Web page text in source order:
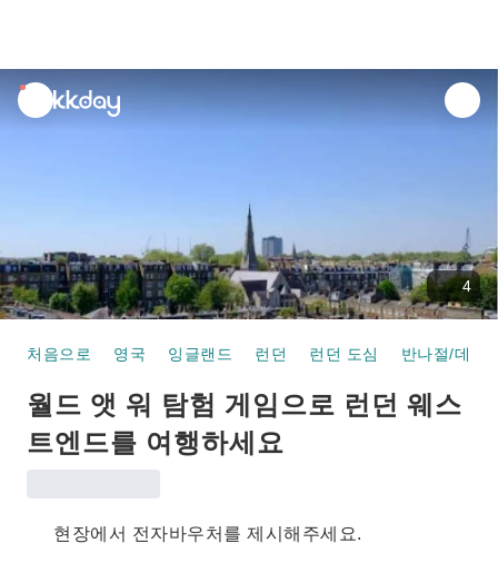
unread
notifications
4
처음으로 영국 잉글랜드 런던 런던 도심 반나절/데이
월드 앳 워 탐험 게임으로 런던 웨스
트엔드를 여행하세요
현장에서 전자바우처를 제시해주세요.